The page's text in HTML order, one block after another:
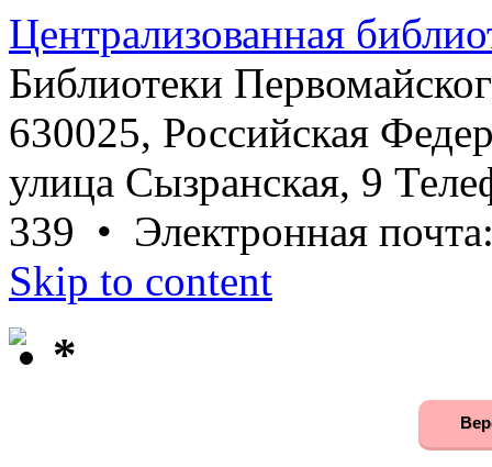
Централизованная
Библиотеки
630025, Российская
улица Сызранская, 9
339 • Электронная
Skip to content
*